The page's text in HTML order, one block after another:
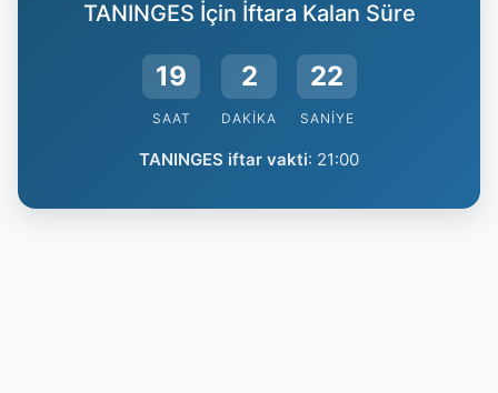
TANINGES İçin İftara Kalan Süre
19
SAAT
2
DAKIKA
21
SANIYE
TANINGES iftar vakti: 21:00